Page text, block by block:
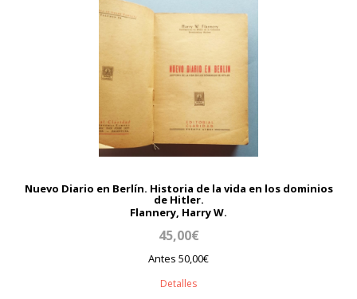
Nuevo Diario en Berlín. Historia de la vida en los dominios
de Hitler.
Flannery, Harry W.
45,00€
Antes 50,00€
Detalles